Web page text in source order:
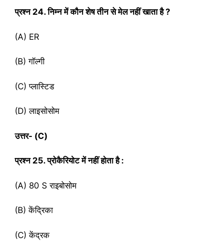
प्रश्‍न 24. निम्न में कौन शेष तीन से मेल नहीं खाता है ?
(A) ER
(B) गॉल्गी
(C) प्लास्टिड
(D) लाइसोसोम
उत्तर- (C)
प्रश्‍न 25. प्रोकैरियोट में नहीं होता है :
(A) 80 S राइबोसोम
(B) केंद्रिका
(C) केंद्रक